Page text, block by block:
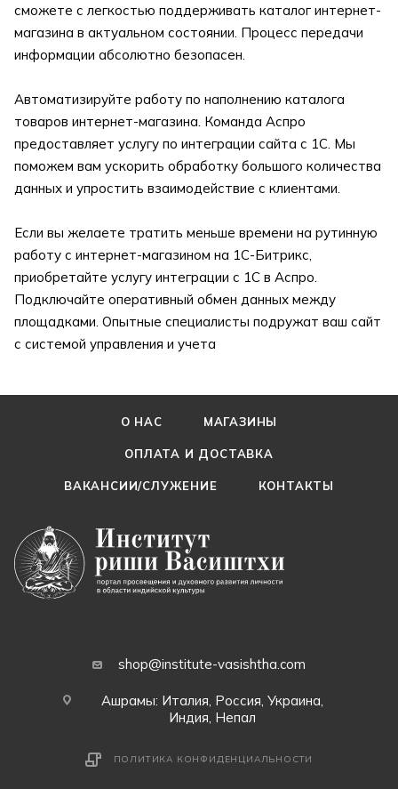
сможете с легкостью поддерживать каталог интернет-
магазина в актуальном состоянии. Процесс передачи
информации абсолютно безопасен.
Автоматизируйте работу по наполнению каталога
товаров интернет-магазина. Команда Аспро
предоставляет услугу по интеграции сайта с 1С. Мы
поможем вам ускорить обработку большого количества
данных и упростить взаимодействие с клиентами.
Если вы желаете тратить меньше времени на рутинную
работу с интернет-магазином на 1С-Битрикс,
приобретайте услугу интеграции с 1С в Аспро.
Подключайте оперативный обмен данных между
площадками. Опытные специалисты подружат ваш сайт
с системой управления и учета
О НАС МАГАЗИНЫ
ОПЛАТА И ДОСТАВКА
ВАКАНСИИ/СЛУЖЕНИЕ КОНТАКТЫ
shop@institute-vasishtha.com
Ашрамы: Италия, Россия, Украина,
Индия, Непал
ПОЛИТИКА КОНФИДЕНЦИАЛЬНОСТИ